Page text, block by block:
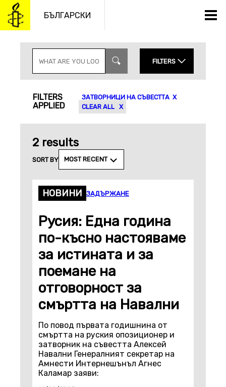
БЪЛГАРСКИ
Към
съдържанието
R
I
N MONTH
FILTERS
APPLY
FILTERS
APPLIED
ЗАТВОРНИЦИ НА СЪВЕСТТА
CLEAR ALL
2 results
SORT BY MOST RECENT
НОВИНИ ЗАДЪРЖАНЕ
Русия: Една година
по-късно настояваме
за истината и за
поемане на
отговорност за
смъртта на Навални
По повод първата годишнина от
смъртта на руския опозиционер и
затворник на съвестта Алексей
Навални Генералният секретар на
Амнести Интернешънъл Агнес
Каламар заяви: